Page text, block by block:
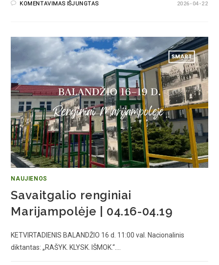
KOMENTAVIMAS IŠJUNGTAS 2026-04-22
NAUJIENOS
Savaitgalio renginiai
Marijampolėje | 04.16-04.19
KETVIRTADIENIS BALANDŽIO 16 d. 11:00 val. Nacionalinis
diktantas: „RAŠYK. KLYSK. IŠMOK.“.…